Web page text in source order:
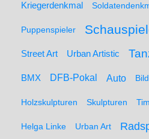
Kriegerdenkmal
Puppenspieler
Street Art Urban Artistic
BMX DFB-Pokal Auto
Holzskulpturen Skulpturen
Helga Linke Urban Art